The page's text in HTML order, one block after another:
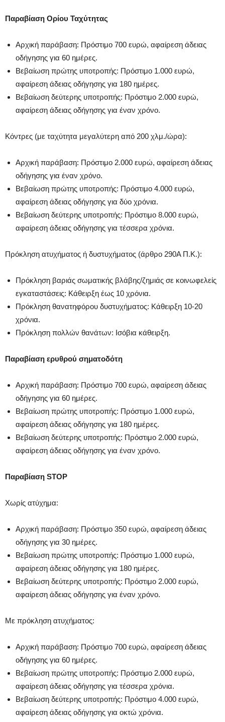
Παραβίαση Ορίου Ταχύτητας
Αρχική παράβαση: Πρόστιμο 700 ευρώ, αφαίρεση άδειας
οδήγησης για 60 ημέρες.
Βεβαίωση πρώτης υποτροπής: Πρόστιμο 1.000 ευρώ,
αφαίρεση άδειας οδήγησης για 180 ημέρες.
Βεβαίωση δεύτερης υποτροπής: Πρόστιμο 2.000 ευρώ,
αφαίρεση άδειας οδήγησης για έναν χρόνο.
Κόντρες (με ταχύτητα μεγαλύτερη από 200 χλμ./ώρα):
Αρχική παράβαση: Πρόστιμο 2.000 ευρώ, αφαίρεση άδειας
οδήγησης για έναν χρόνο.
Βεβαίωση πρώτης υποτροπής: Πρόστιμο 4.000 ευρώ,
αφαίρεση άδειας οδήγησης για δύο χρόνια.
Βεβαίωση δεύτερης υποτροπής: Πρόστιμο 8.000 ευρώ,
αφαίρεση άδειας οδήγησης για τέσσερα χρόνια.
Πρόκληση ατυχήματος ή δυστυχήματος (άρθρο 290Α Π.Κ.):
Πρόκληση βαριάς σωματικής βλάβης/ζημιάς σε κοινωφελείς
εγκαταστάσεις: Κάθειρξη έως 10 χρόνια.
Πρόκληση θανατηφόρου δυστυχήματος: Κάθειρξη 10-20
χρόνια.
Πρόκληση πολλών θανάτων: Ισόβια κάθειρξη.
Παραβίαση ερυθρού σηματοδότη
Αρχική παράβαση: Πρόστιμο 700 ευρώ, αφαίρεση άδειας
οδήγησης για 60 ημέρες.
Βεβαίωση πρώτης υποτροπής: Πρόστιμο 1.000 ευρώ,
αφαίρεση άδειας οδήγησης για 180 ημέρες.
Βεβαίωση δεύτερης υποτροπής: Πρόστιμο 2.000 ευρώ,
αφαίρεση άδειας οδήγησης για έναν χρόνο.
Παραβίαση STOP
Χωρίς ατύχημα:
Αρχική παράβαση: Πρόστιμο 350 ευρώ, αφαίρεση άδειας
οδήγησης για 30 ημέρες.
Βεβαίωση πρώτης υποτροπής: Πρόστιμο 1.000 ευρώ,
αφαίρεση άδειας οδήγησης για 180 ημέρες.
Βεβαίωση δεύτερης υποτροπής: Πρόστιμο 2.000 ευρώ,
αφαίρεση άδειας οδήγησης για έναν χρόνο.
Με πρόκληση ατυχήματος:
Αρχική παράβαση: Πρόστιμο 700 ευρώ, αφαίρεση άδειας
οδήγησης για 60 ημέρες.
Βεβαίωση πρώτης υποτροπής: Πρόστιμο 2.000 ευρώ,
αφαίρεση άδειας οδήγησης για τέσσερα χρόνια.
Βεβαίωση δεύτερης υποτροπής: Πρόστιμο 4.000 ευρώ,
αφαίρεση άδειας οδήγησης για οκτώ χρόνια.